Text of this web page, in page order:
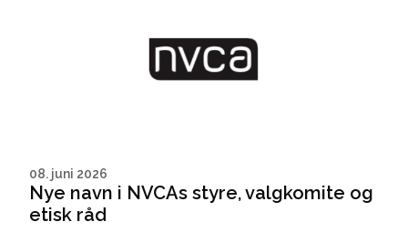
08. juni 2026
Nye navn i NVCAs styre, valgkomite og
etisk råd